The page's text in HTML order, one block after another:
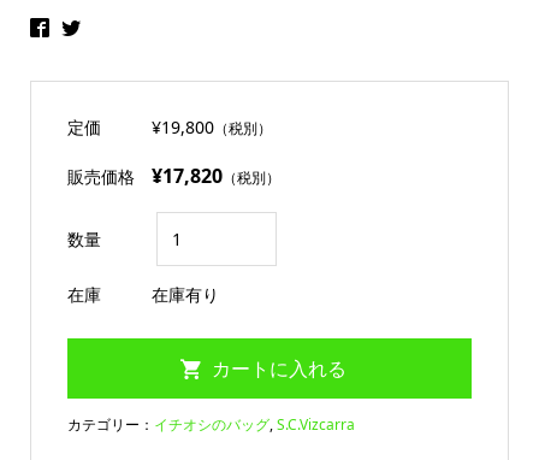
定価 ¥19,800（税別）
販売価格 ¥17,820（税別）
数量
在庫 在庫有り
カテゴリー： イチオシのバッグ,S.C.Vizcarra